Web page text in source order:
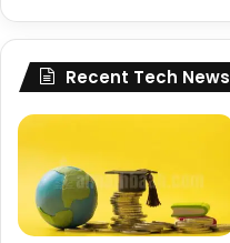
Recent Tech News